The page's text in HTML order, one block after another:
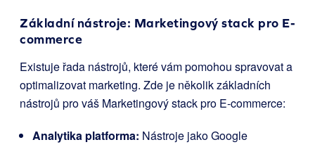
Základní nástroje: Marketingový stack pro E-
commerce
Existuje řada nástrojů, které vám pomohou spravovat a
optimalizovat marketing. Zde je několik základních
nástrojů pro váš Marketingový stack pro E-commerce:
Analytika platforma: Nástroje jako Google